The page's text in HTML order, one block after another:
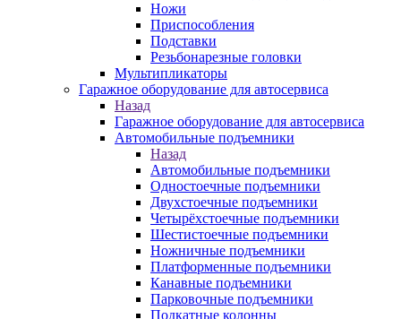
Ножи
Приспособления
Подставки
Резьбонарезные головки
Мультипликаторы
Гаражное оборудование для автосервиса
Назад
Гаражное оборудование для автосервиса
Автомобильные подъемники
Назад
Автомобильные подъемники
Одностоечные подъемники
Двухстоечные подъемники
Четырёхстоечные подъемники
Шестистоечные подъемники
Ножничные подъемники
Платформенные подъемники
Канавные подъемники
Парковочные подъемники
Подкатные колонны